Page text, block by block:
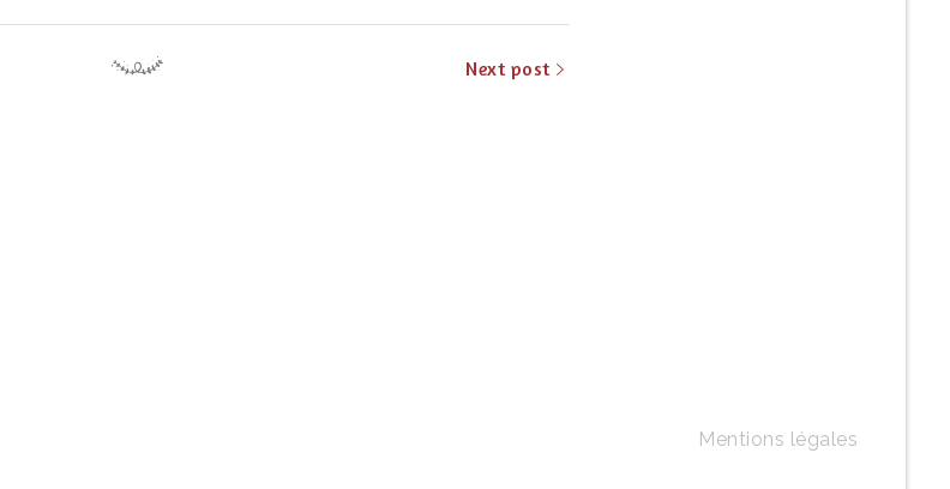
Next post
Mentions légales